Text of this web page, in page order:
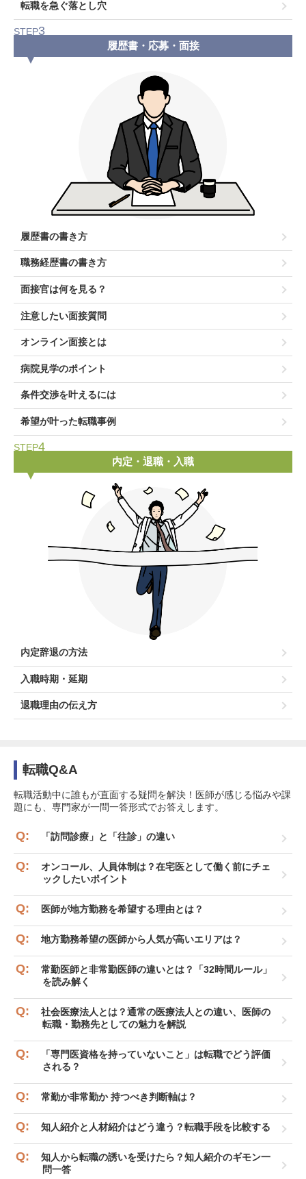
転職を急ぐ落とし穴
STEP3
履歴書・応募・面接
履歴書の書き方
職務経歴書の書き方
面接官は何を見る？
注意したい面接質問
オンライン面接とは
病院見学のポイント
条件交渉を叶えるには
希望が叶った転職事例
STEP4
内定・退職・入職
内定辞退の方法
入職時期・延期
退職理由の伝え方
転職Q&A
転職活動中に誰もが直面する疑問を解決！医師が感じる悩みや課
題にも、専門家が一問一答形式でお答えします。
「訪問診療」と「往診」の違い
オンコール、人員体制は？在宅医として働く前にチェ
ックしたいポイント
医師が地方勤務を希望する理由とは？
地方勤務希望の医師から人気が高いエリアは？
常勤医師と非常勤医師の違いとは？「32時間ルール」
を読み解く
社会医療法人とは？通常の医療法人との違い、医師の
転職・勤務先としての魅力を解説
「専門医資格を持っていないこと」は転職でどう評価
される？
常勤か非常勤か 持つべき判断軸は？
知人紹介と人材紹介はどう違う？転職手段を比較する
知人から転職の誘いを受けたら？知人紹介のギモン一
問一答